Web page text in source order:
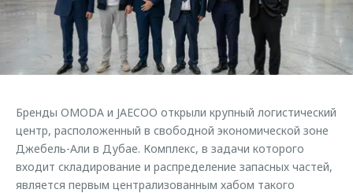
Страхование
Кредитный калькулятор
Аксессуары
Оригинальные аксессуары
Запчасти
Трейд-ин
Клиентская поддержка
O&J Автоклуб
Клуб владельцев OMODA
Аксессуары
Одежда и сувениры
Оригинальные аксессуары
Обратная связь
Бренды OMODA и JAECOO открыли крупный логистический
центр, расположенный в свободной экономической зоне
Джебель-Али в Дубае. Комплекс, в задачи которого
входит складирование и распределение запасных частей,
является первым централизованным хабом такого